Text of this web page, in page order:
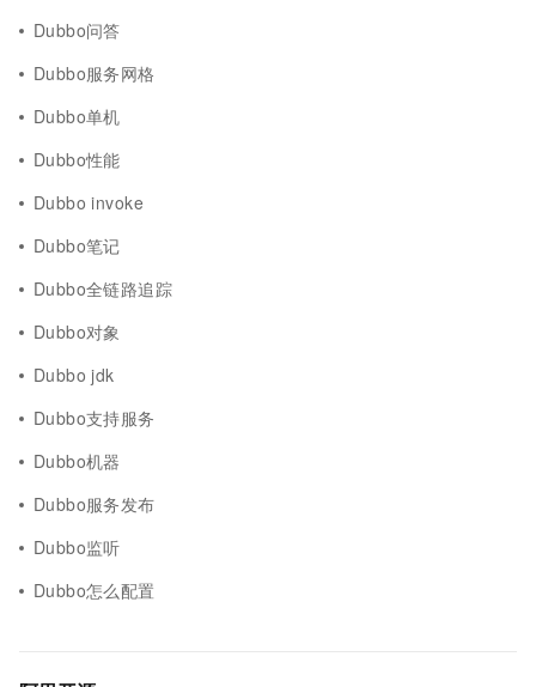
Dubbo问答
Dubbo服务网格
Dubbo单机
Dubbo性能
Dubbo invoke
Dubbo笔记
Dubbo全链路追踪
Dubbo对象
Dubbo jdk
Dubbo支持服务
Dubbo机器
Dubbo服务发布
Dubbo监听
Dubbo怎么配置